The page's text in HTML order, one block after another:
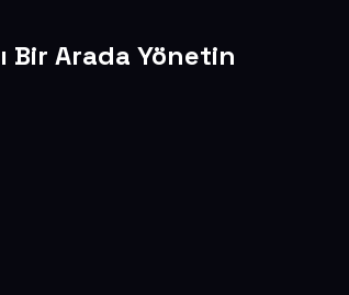
Bir Arada Yönetin